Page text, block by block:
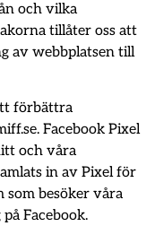
och vilka
tillåter oss att
av webbplatsen till
förbättra
Facebook Pixel
och våra
in av Pixel för
som besöker våra
Facebook.